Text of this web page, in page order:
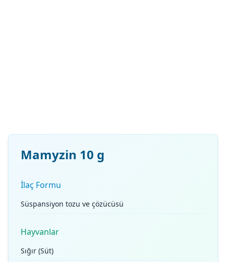
Mamyzin 10 g
İlaç Formu
Süspansiyon tozu ve çözücüsü
Hayvanlar
Sığır (Süt)